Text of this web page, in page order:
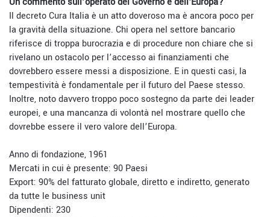
Il decreto Cura Italia è un atto doveroso ma è ancora poco per
la gravità della situazione. Chi opera nel settore bancario
riferisce di troppa burocrazia e di procedure non chiare che si
rivelano un ostacolo per l’accesso ai finanziamenti che
dovrebbero essere messi a disposizione. E in questi casi, la
tempestività è fondamentale per il futuro del Paese stesso.
Inoltre, noto davvero troppo poco sostegno da parte dei leader
europei, e una mancanza di volontà nel mostrare quello che
dovrebbe essere il vero valore dell’Europa.
Anno di fondazione, 1961
Mercati in cui è presente: 90 Paesi
Export: 90% del fatturato globale, diretto e indiretto, generato
da tutte le business unit
Dipendenti: 230